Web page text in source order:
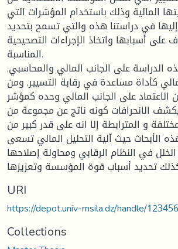
المالية وذلك باستخدام المؤشرات التي
في دراستنا هذه والتي تسمح بتحديد
على أسبابها واتخاذ الإجراءات التصحيحية
المناسبة.
الدراسة على الجانب المالي والمحاسبي,
كأداة مساعدة في رقابة التسيير, ومن
الاعتماد على الجانب المالي وحده كمؤشر
الانحرافات كونه ناتج عن مجموعة من
و المترابطة إلا انه على قدر كبير من
الأبحاث حيث آلية التحليل المالي تسعى
في النظام الرقابي ومحاولة إصلاحها
URI
https://depot.univ-msila.dz/handle/
Collections